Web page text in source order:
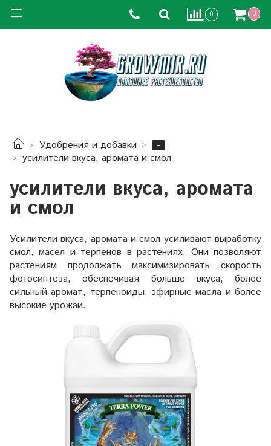
0 0
Удобрения и добавки
-
усилители вкуса, аромата и смол
усилители вкуса, аромата
и смол
Усилители вкуса, аромата и смол усиливают выработку
смол, масел и терпенов в растениях. Они позволяют
растениям продолжать максимизировать скорость
фотосинтеза, обеспечивая больше вкуса, более
сильный аромат, терпеноиды, эфирные масла и более
высокие урожаи.